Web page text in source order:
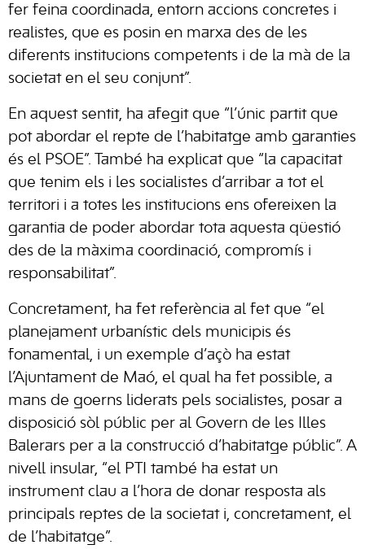
fer feina coordinada, entorn accions concretes i
realistes, que es posin en marxa des de les
diferents institucions competents i de la mà de la
societat en el seu conjunt”.
En aquest sentit, ha afegit que “l’únic partit que
pot abordar el repte de l’habitatge amb garanties
és el PSOE”. També ha explicat que “la capacitat
que tenim els i les socialistes d’arribar a tot el
territori i a totes les institucions ens ofereixen la
garantia de poder abordar tota aquesta qüestió
des de la màxima coordinació, compromís i
responsabilitat”.
Concretament, ha fet referència al fet que “el
planejament urbanístic dels municipis és
fonamental, i un exemple d’açò ha estat
l’Ajuntament de Maó, el qual ha fet possible, a
mans de goerns liderats pels socialistes, posar a
disposició sòl públic per al Govern de les Illes
Balerars per a la construcció d’habitatge públic”. A
nivell insular, “el PTI també ha estat un
instrument clau a l’hora de donar resposta als
principals reptes de la societat i, concretament, el
de l’habitatge”.